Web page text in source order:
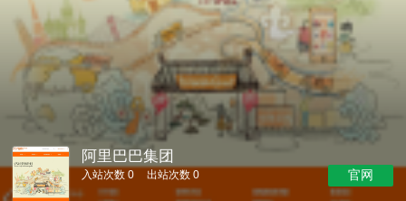
阿里巴巴集团
入站次数 0 出站次数 0 官网